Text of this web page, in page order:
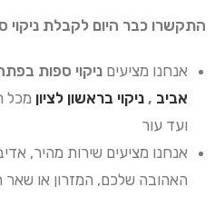
התקשרו כבר היום לקבלת ניקוי
אנחנו מציעים ניקוי ספות
אביב , ניקוי בראשון לציון מכל
ועד עור
אנחנו מציעים שירות מהיר,
האהובה שלכם, המזרון או